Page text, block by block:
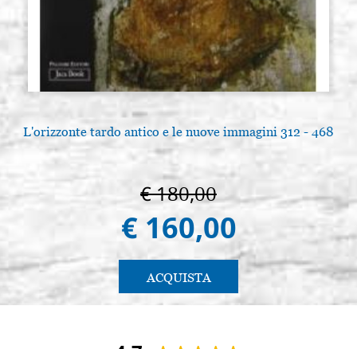
L'orizzonte tardo antico e le nuove immagini 312 - 468
€ 180,00
€ 160,00
ACQUISTA